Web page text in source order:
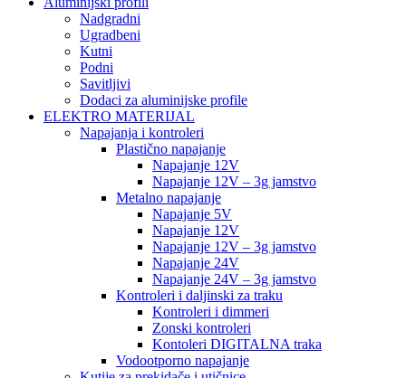
Nadgradni
Ugradbeni
Kutni
Podni
Savitljivi
Dodaci za aluminijske profile
ELEKTRO MATERIJAL
Napajanja i kontroleri
Plastično napajanje
Napajanje 12V
Napajanje 12V – 3g jamstvo
Metalno napajanje
Napajanje 5V
Napajanje 12V
Napajanje 12V – 3g jamstvo
Napajanje 24V
Napajanje 24V – 3g jamstvo
Kontroleri i daljinski za traku
Kontroleri i dimmeri
Zonski kontroleri
Kontoleri DIGITALNA traka
Vodootporno napajanje